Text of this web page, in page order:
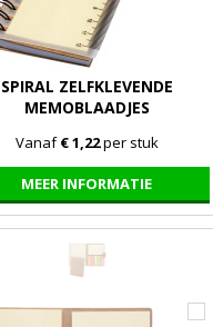
SPIRAL ZELFKLEVENDE
MEMOBLAADJES
Vanaf€ 1,22per stuk
MEER INFORMATIE